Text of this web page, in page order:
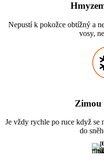
Nepustí k pokožce obtížný a
vosy,
Zimou
Je vždy rychle po ruce když se
do